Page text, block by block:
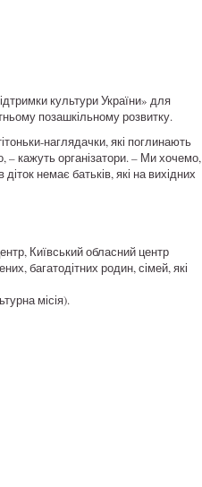
культури України» для
позашкільному розвитку.
наглядачки, які поглинають
– кажуть організатори. – Ми хочемо,
немає батьків, які на вихідних
Київський обласний центр
багатодітних родин, сімей, які
місія).